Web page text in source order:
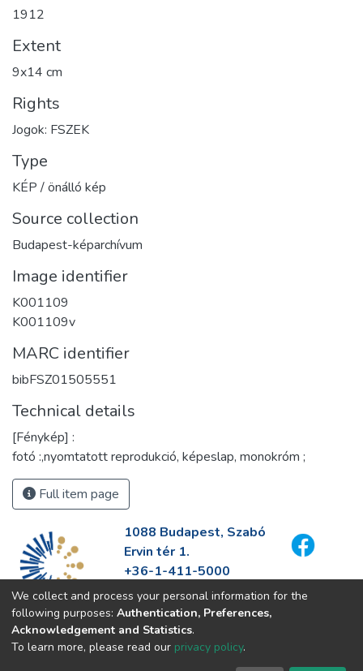
1912
Extent
9x14 cm
Rights
Jogok: FSZEK
Type
KÉP / önálló kép
Source collection
Budapest-képarchívum
Image identifier
K001109
K001109v
MARC identifier
bibFSZ01505551
Technical details
[Fénykép] :
fotó :,nyomtatott reprodukció, képeslap, monokróm ;
Full item page
1088 Budapest, Szabó
Ervin tér 1.
+36-1-411-5000
info@fszek.hu
https://fszek.hu
We collect and process your personal information for the
following purposes: Authentication, Preferences,
Acknowledgement and Statistics.
To learn more, please read our privacy policy.